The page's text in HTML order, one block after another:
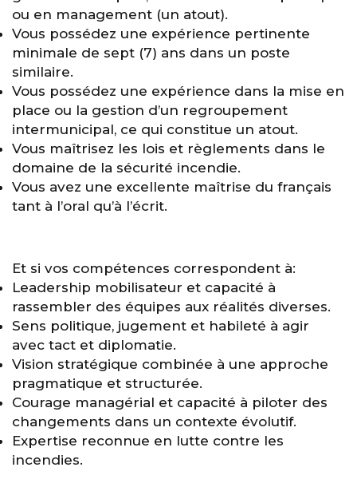
ou en management (un atout).
Vous possédez une expérience pertinente
minimale de sept (7) ans dans un poste
similaire.
Vous possédez une expérience dans la mise en
place ou la gestion d’un regroupement
intermunicipal, ce qui constitue un atout.
Vous maîtrisez les lois et règlements dans le
domaine de la sécurité incendie.
Vous avez une excellente maîtrise du français
tant à l’oral qu’à l’écrit.
Et si vos compétences correspondent à:
Leadership mobilisateur et capacité à
rassembler des équipes aux réalités diverses.
Sens politique, jugement et habileté à agir
avec tact et diplomatie.
Vision stratégique combinée à une approche
pragmatique et structurée.
Courage managérial et capacité à piloter des
changements dans un contexte évolutif.
Expertise reconnue en lutte contre les
incendies.